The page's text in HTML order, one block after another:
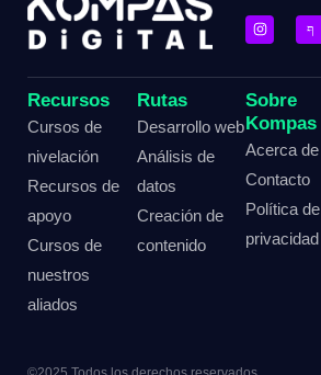
Recursos
Cursos de
nivelación
Recursos de
apoyo
Cursos de
nuestros
aliados
Rutas
Desarrollo web
Análisis de
datos
Creación de
contenido
Sobre
Kompas
Acerca de
Contacto
Política de
privacidad